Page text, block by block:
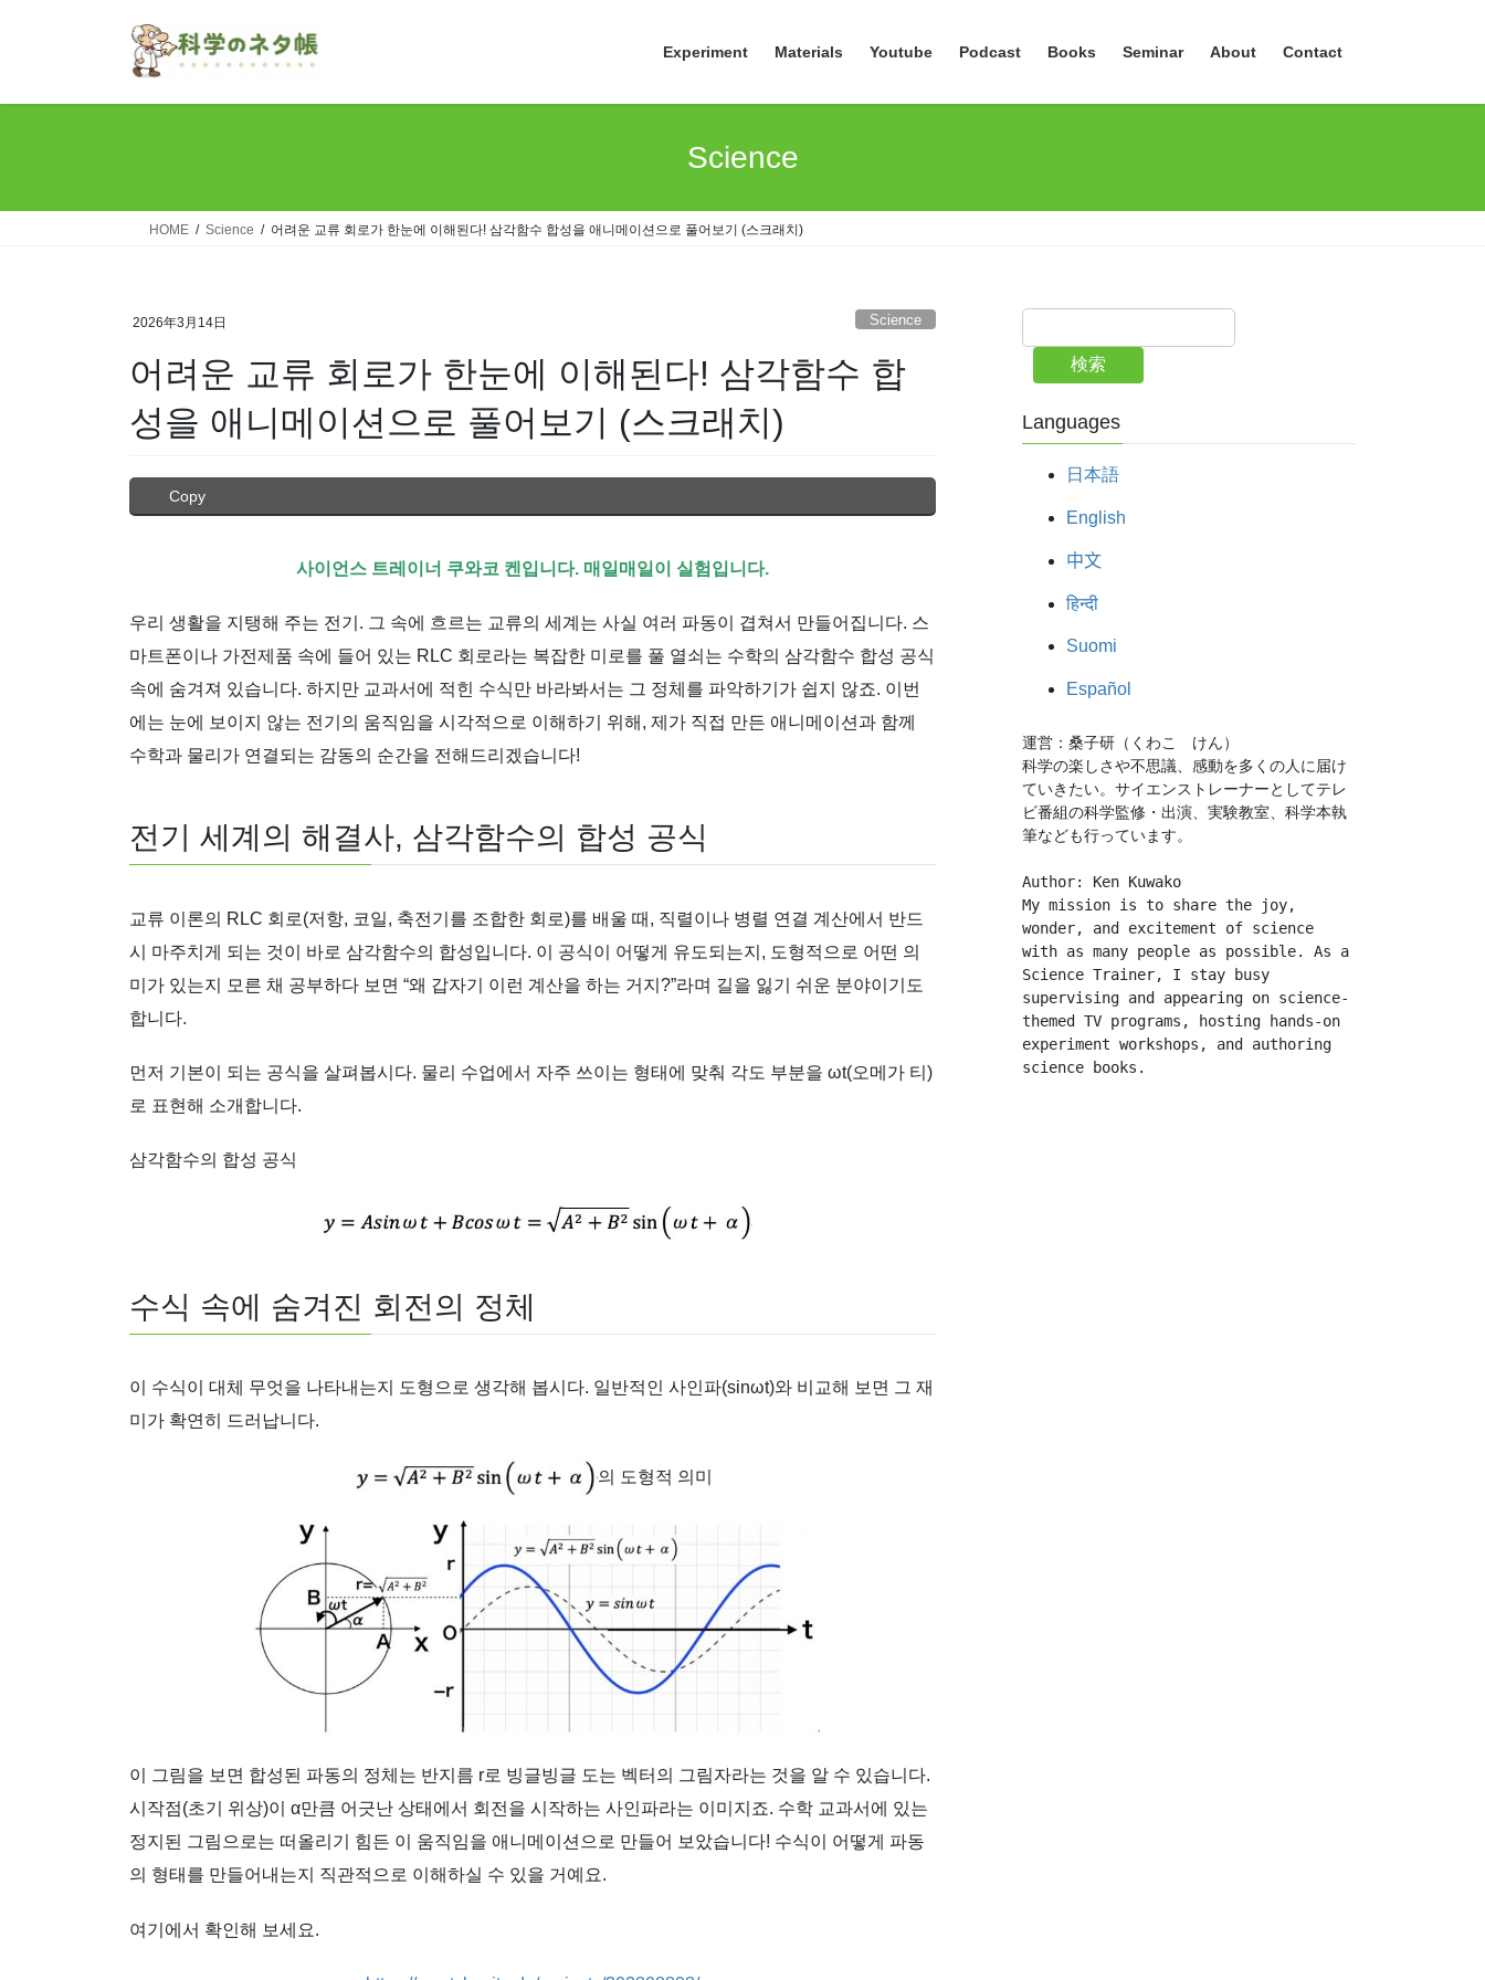
Experiment Materials Youtube Podcast Books Seminar About Contact
Science
HOME Science 어려운 교류 회로가 한눈에 이해된다! 삼각함수 합성을 애니메이션으로 풀어보기 (스크래치)
2026年3月14日 Science
어려운 교류 회로가 한눈에 이해된다! 삼각함수 합
성을 애니메이션으로 풀어보기 (스크래치)
Copy
사이언스 트레이너 쿠와코 켄입니다. 매일매일이 실험입니다.
우리 생활을 지탱해 주는 전기. 그 속에 흐르는 교류의 세계는 사실 여러 파동이 겹쳐서 만들어집니다. 스
마트폰이나 가전제품 속에 들어 있는 RLC 회로라는 복잡한 미로를 풀 열쇠는 수학의 삼각함수 합성 공식
속에 숨겨져 있습니다. 하지만 교과서에 적힌 수식만 바라봐서는 그 정체를 파악하기가 쉽지 않죠. 이번
에는 눈에 보이지 않는 전기의 움직임을 시각적으로 이해하기 위해, 제가 직접 만든 애니메이션과 함께
수학과 물리가 연결되는 감동의 순간을 전해드리겠습니다!
전기 세계의 해결사, 삼각함수의 합성 공식
교류 이론의 RLC 회로(저항, 코일, 축전기를 조합한 회로)를 배울 때, 직렬이나 병렬 연결 계산에서 반드
시 마주치게 되는 것이 바로 삼각함수의 합성입니다. 이 공식이 어떻게 유도되는지, 도형적으로 어떤 의
미가 있는지 모른 채 공부하다 보면 “왜 갑자기 이런 계산을 하는 거지?”라며 길을 잃기 쉬운 분야이기도
합니다.
먼저 기본이 되는 공식을 살펴봅시다. 물리 수업에서 자주 쓰이는 형태에 맞춰 각도 부분을 ωt(오메가 티)
로 표현해 소개합니다.
삼각함수의 합성 공식
수식 속에 숨겨진 회전의 정체
이 수식이 대체 무엇을 나타내는지 도형으로 생각해 봅시다. 일반적인 사인파(sinωt)와 비교해 보면 그 재
미가 확연히 드러납니다.
의 도형적 의미
이 그림을 보면 합성된 파동의 정체는 반지름 r로 빙글빙글 도는 벡터의 그림자라는 것을 알 수 있습니다.
시작점(초기 위상)이 α만큼 어긋난 상태에서 회전을 시작하는 사인파라는 이미지죠. 수학 교과서에 있는
정지된 그림으로는 떠올리기 힘든 이 움직임을 애니메이션으로 만들어 보았습니다! 수식이 어떻게 파동
의 형태를 만들어내는지 직관적으로 이해하실 수 있을 거예요.
여기에서 확인해 보세요.
検索
Languages
日本語
English
中文
हिन्दी
Suomi
Español
運営：桑子研（くわこ　けん）
科学の楽しさや不思議、感動を多くの人に届け
ていきたい。サイエンストレーナーとしてテレ
ビ番組の科学監修・出演、実験教室、科学本執
筆なども行っています。
Author: Ken Kuwako
My mission is to share the joy,
wonder, and excitement of science
with as many people as possible. As a
Science Trainer, I stay busy
supervising and appearing on science-
themed TV programs, hosting hands-on
experiment workshops, and authoring
science books.